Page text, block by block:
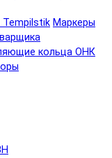
Tempilstik Маркеры
кольца ОНК